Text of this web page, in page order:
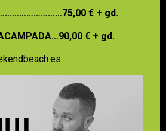
€ + gd.
€ + gd.